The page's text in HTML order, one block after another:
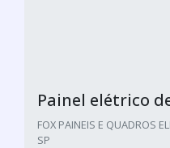
Painel elétrico
FOX PAINEIS E QUADROS
SP